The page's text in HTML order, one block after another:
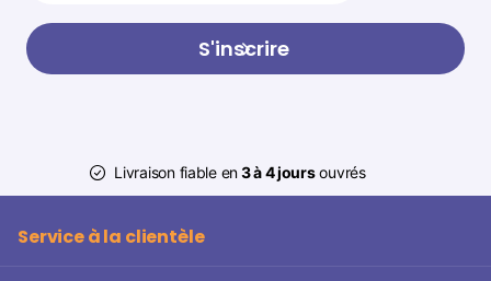
S'inscrire
Livraison fiable en3 à 4 joursouvrés
Service à la clientèle